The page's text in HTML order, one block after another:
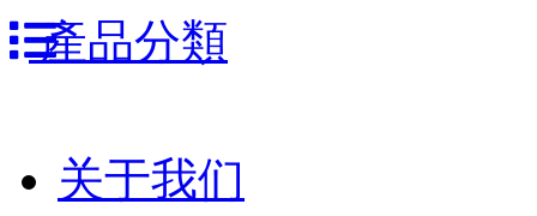
跳
到
產品分類
关于我们